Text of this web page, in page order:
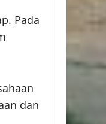
Pada
dan